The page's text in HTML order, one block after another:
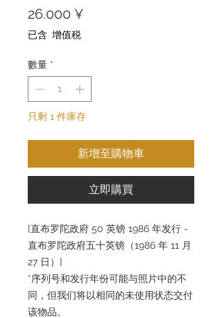
26.000 ¥
已含 增值税
數量 *
只剩 1 件庫存
新增至購物車
立即購買
[直布罗陀政府 50 英镑 1986 年发行 -
直布罗陀政府五十英镑（1986 年 11 月
27 日）]
*序列号和发行年份可能与照片中的不
同，但我们将以相同的未使用状态交付
该物品。